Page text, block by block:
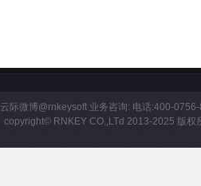
云际微博@rnkeysoft 业务咨询: 电话:400-
copyright© RNKEYCO.,LTd 2013-2025 版权